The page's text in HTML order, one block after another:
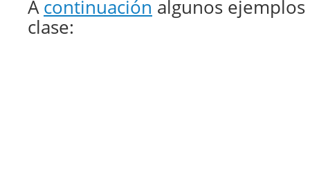
A continuación algunos
clase: